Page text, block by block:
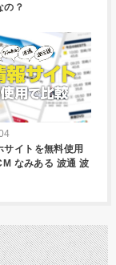
の？
サイトを無料使用
なみある 波通 波